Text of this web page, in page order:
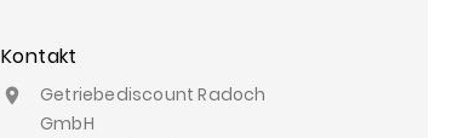
Kontakt

Getriebediscount Radoch
GmbH